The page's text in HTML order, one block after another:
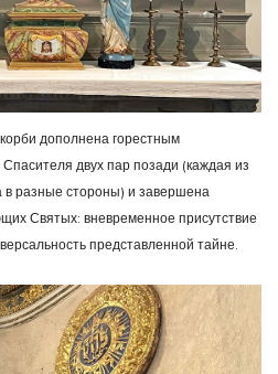
дополнена горестным
двух пар позади (каждая из
в разные стороны) и завершена
Святых: вневременное присутствие
представленной тайне.